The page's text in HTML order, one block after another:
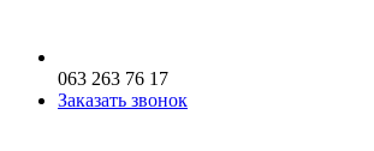
063 263 76 17
Заказать звонок